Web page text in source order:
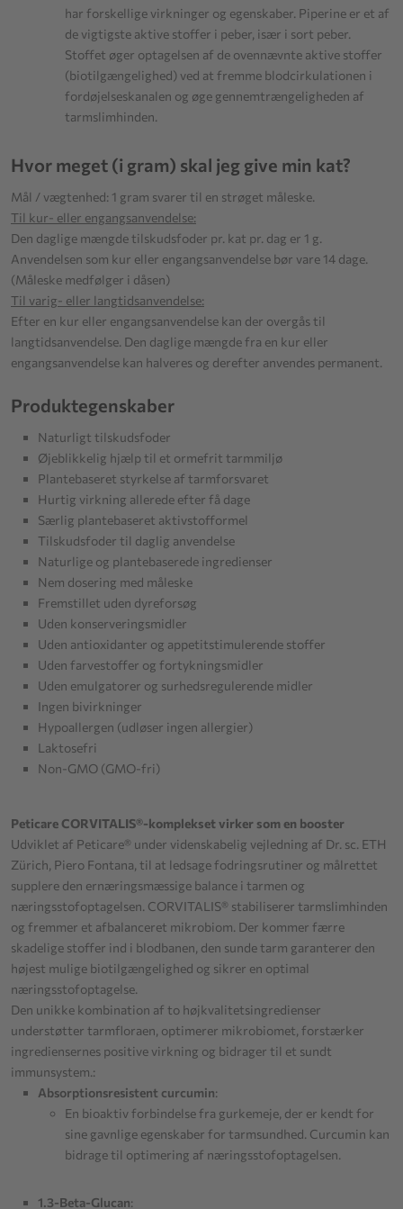
har forskellige virkninger og egenskaber. Piperine er et af
de vigtigste aktive stoffer i peber, især i sort peber.
Stoffet øger optagelsen af de ovennævnte aktive stoffer
(biotilgængelighed) ved at fremme blodcirkulationen i
fordøjelseskanalen og øge gennemtrængeligheden af
tarmslimhinden.
Hvor meget (i gram) skal jeg give min kat?
Mål / vægtenhed: 1 gram svarer til en strøget måleske.
Til kur- eller engangsanvendelse:
Den daglige mængde tilskudsfoder pr. kat pr. dag er 1 g.
Anvendelsen som kur eller engangsanvendelse bør vare 14 dage.
(Måleske medfølger i dåsen)
Til varig- eller langtidsanvendelse:
Efter en kur eller engangsanvendelse kan der overgås til
langtidsanvendelse. Den daglige mængde fra en kur eller
engangsanvendelse kan halveres og derefter anvendes permanent.
Produktegenskaber
Naturligt tilskudsfoder
Øjeblikkelig hjælp til et ormefrit tarmmiljø
Plantebaseret styrkelse af tarmforsvaret
Hurtig virkning allerede efter få dage
Særlig plantebaseret aktivstofformel
Tilskudsfoder til daglig anvendelse
Naturlige og plantebaserede ingredienser
Nem dosering med måleske
Fremstillet uden dyreforsøg
Uden konserveringsmidler
Uden antioxidanter og appetitstimulerende stoffer
Uden farvestoffer og fortykningsmidler
Uden emulgatorer og surhedsregulerende midler
Ingen bivirkninger
Hypoallergen (udløser ingen allergier)
Laktosefri
Non-GMO (GMO-fri)
Peticare CORVITALIS®-komplekset virker som en booster
Udviklet af Peticare® under videnskabelig vejledning af Dr. sc. ETH
Zürich, Piero Fontana, til at ledsage fodringsrutiner og målrettet
supplere den ernæringsmæssige balance i tarmen og
næringsstofoptagelsen. CORVITALIS® stabiliserer tarmslimhinden
og fremmer et afbalanceret mikrobiom. Der kommer færre
skadelige stoffer ind i blodbanen, den sunde tarm garanterer den
højest mulige biotilgængelighed og sikrer en optimal
næringsstofoptagelse.
Den unikke kombination af to højkvalitetsingredienser
understøtter tarmfloraen, optimerer mikrobiomet, forstærker
ingrediensernes positive virkning og bidrager til et sundt
immunsystem.:
Absorptionsresistent curcumin:
En bioaktiv forbindelse fra gurkemeje, der er kendt for
sine gavnlige egenskaber for tarmsundhed. Curcumin kan
bidrage til optimering af næringsstofoptagelsen.
1.3-Beta-Glucan: